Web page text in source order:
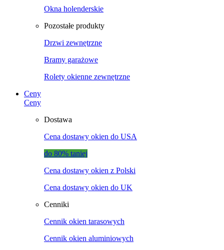
Okna holenderskie
Pozostałe produkty
Drzwi zewnętrzne
Bramy garażowe
Rolety okienne zewnętrzne
Ceny
Ceny
Dostawa
Cena dostawy okien do USA
do 80% taniej
Cena dostawy okien z Polski
Cena dostawy okien do UK
Cenniki
Cennik okien tarasowych
Cennik okien aluminiowych